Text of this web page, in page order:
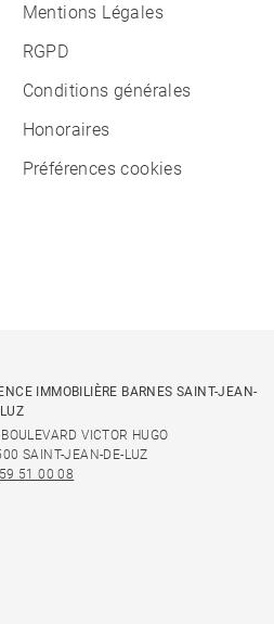
Mentions Légales
RGPD
Conditions générales
Honoraires
Préférences cookies
IMMOBILIÈRE BARNES SAINT-JEAN-
VICTOR HUGO
SAINT-JEAN-DE-LUZ
51 00 08